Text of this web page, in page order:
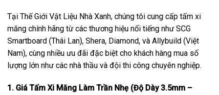
Tại Thế Giới Vật Liệu Nhà Xanh, chúng tôi cung cấp tấm xi
măng chính hãng từ các thương hiệu nổi tiếng như SCG
Smartboard (Thái Lan), Shera, Diamond, và Allybuild (Việt
Nam), cùng nhiều ưu đãi đặc biệt cho khách hàng mua số
lượng lớn như các nhà thầu và đội thi công chuyên nghiệp.
1. Giá Tấm Xi Măng Làm Trần Nhẹ (Độ Dày 3.5mm –